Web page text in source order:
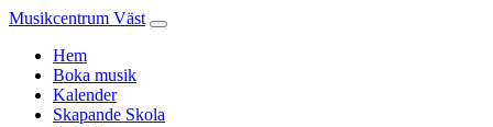
Musikcentrum Väst
Hem
Boka musik
Kalender
Skapande Skola